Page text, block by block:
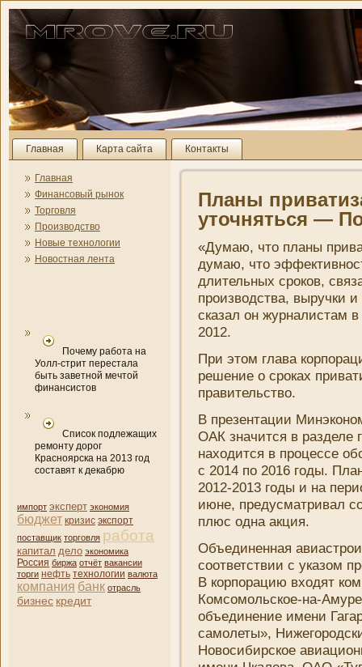
Главная Карта сайта Контакты
Главная
Финансовый рынок
Торговля
Производство
Новые технологии
Новостная лента
Почему работа на
Уолл-стрит перестала
быть заветной мечтой
финансистов
Список подлежащих
ремонту дорог
Красноярска на 2013 год
составят к декабрю
импорт эксперт экономия
бюджет кризис экспорт
поставщик торговля работа
капитал дело экономика
Россия биржа отчёт вакансии
торги нефть технологии валюта
компани­я банк отрасль
бизнес кредит
Планы
уточняться —
«Думаю, что планы
думаю, что
длительных сроков,
производства, выручки
сказал он журналистам
2012.
При этом глава
решени­е о сроках
правительство.
В презентации
ОАК значится в разделе
находится в процессе
с 2014 по 2016 годы.
2012-2013 годы и на
июне, предусматривал
плюс одна акция.
Объединенная
соответствии с указом
В корпорацию входят
Комсомольское-на-
объединени­е имени­
самолеты»,
Новосибирское